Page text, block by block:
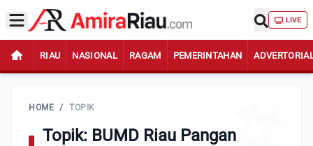
LIVE
RIAU NASIONAL RAGAM PEMERINTAHAN
HOME / TOPIK
Topik: BUMD Riau Pangan